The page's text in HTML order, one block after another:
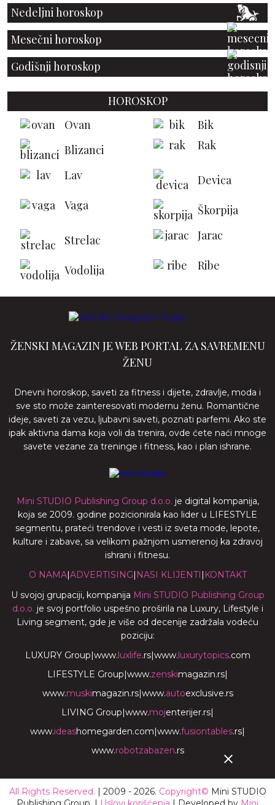
Nedeljni horoskop
Mesečni horoskop
Godišnji horoskop
HOROSKOP
Ovan
Bik
Blizanci
Rak
Lav
Devica
Vaga
Škorpija
Strelac Jarac
Vodolija Ribe
ŽENSKI MAGAZIN JE WEB PORTAL ZA SAVREMENU
ŽENU
Dnevni horoskop, saveti za fitness i dijete, zdravlje, moda i
sve sto može zainteresovati modernu ženu. Romantične
ideje, saveti za vezu, ljubavni saveti, poznati parfemi. Ako ste
ipak aktivna dama koja voli da trenira, ovde ćete naći mnoge
savete vezane za treninge i fitness, kao i plan ishrane.
Mini STUDIO Publishing Group d.o.o. je digital kompanija,
koja se 2009. godine pozicionirala kao lider u LIFESTYLE
segmentu, prateći trendove i vesti iz sveta mode, lepote,
kulture i zabave, sa velikom pažnjom usmerenoj ka zdravoj
ishrani i fitnesu.
O NAMA|ADVERTISING| NASI KLIJENTI | KONTAKT
U svojoj grupaciji, kompanija Mini STUDIO Publishing Group
d.o.o. je svoj portfolio uspešno proširila na Luxury, Lifestyle i
Living segment, gde je više od decenije zadržala vodeću
poziciju:
LUXURY Group|www.luxlife.rs|www.luxurytopics.com
LIFESTYLE Group|www.zenskimagazin.rs|
www.muskimagazin.rs|www.autoexclusive.rs
LIVING Group|www.mojenterijer.rs|
www.ideashomegarden.com|www.fusiontables.rs|
www.robotzabazen.rs
All Rights Reserved. | 2009 - 2026. Copyright© Mini STUDIO